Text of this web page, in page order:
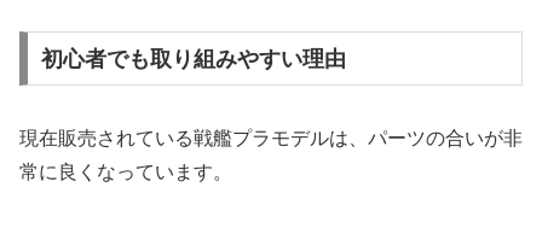
初心者でも取り組みやすい理由
現在販売されている戦艦プラモデルは、パーツの合いが非
常に良くなっています。